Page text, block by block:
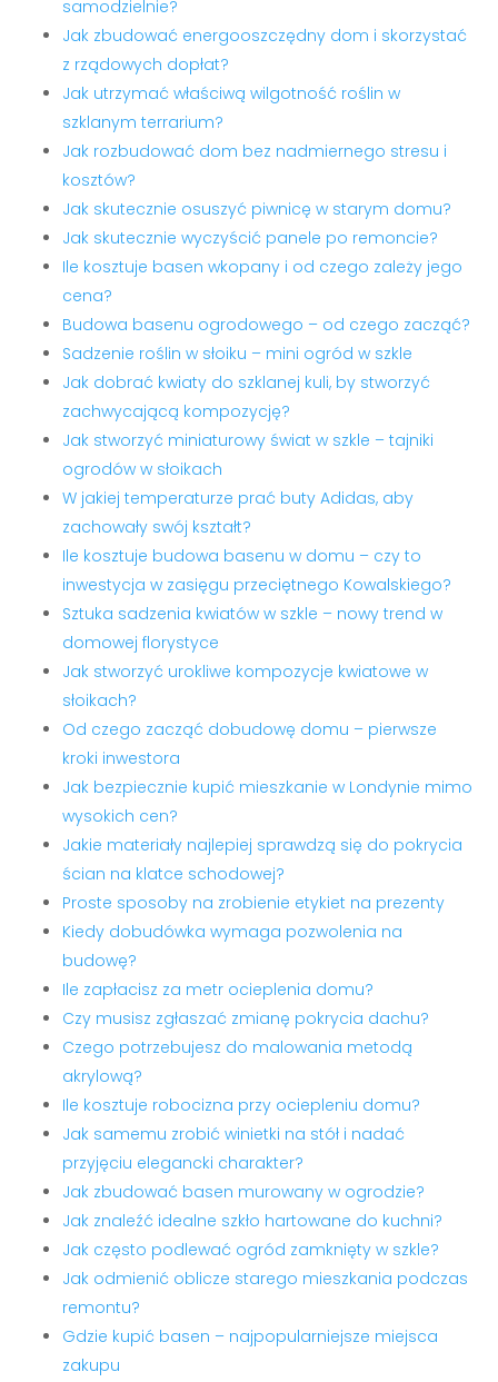
samodzielnie?
Jak zbudować energooszczędny dom i skorzystać
z rządowych dopłat?
Jak utrzymać właściwą wilgotność roślin w
szklanym terrarium?
Jak rozbudować dom bez nadmiernego stresu i
kosztów?
Jak skutecznie osuszyć piwnicę w starym domu?
Jak skutecznie wyczyścić panele po remoncie?
Ile kosztuje basen wkopany i od czego zależy jego
cena?
Budowa basenu ogrodowego – od czego zacząć?
Sadzenie roślin w słoiku – mini ogród w szkle
Jak dobrać kwiaty do szklanej kuli, by stworzyć
zachwycającą kompozycję?
Jak stworzyć miniaturowy świat w szkle – tajniki
ogrodów w słoikach
W jakiej temperaturze prać buty Adidas, aby
zachowały swój kształt?
Ile kosztuje budowa basenu w domu – czy to
inwestycja w zasięgu przeciętnego Kowalskiego?
Sztuka sadzenia kwiatów w szkle – nowy trend w
domowej florystyce
Jak stworzyć urokliwe kompozycje kwiatowe w
słoikach?
Od czego zacząć dobudowę domu – pierwsze
kroki inwestora
Jak bezpiecznie kupić mieszkanie w Londynie mimo
wysokich cen?
Jakie materiały najlepiej sprawdzą się do pokrycia
ścian na klatce schodowej?
Proste sposoby na zrobienie etykiet na prezenty
Kiedy dobudówka wymaga pozwolenia na
budowę?
Ile zapłacisz za metr ocieplenia domu?
Czy musisz zgłaszać zmianę pokrycia dachu?
Czego potrzebujesz do malowania metodą
akrylową?
Ile kosztuje robocizna przy ociepleniu domu?
Jak samemu zrobić winietki na stół i nadać
przyjęciu elegancki charakter?
Jak zbudować basen murowany w ogrodzie?
Jak znaleźć idealne szkło hartowane do kuchni?
Jak często podlewać ogród zamknięty w szkle?
Jak odmienić oblicze starego mieszkania podczas
remontu?
Gdzie kupić basen – najpopularniejsze miejsca
zakupu